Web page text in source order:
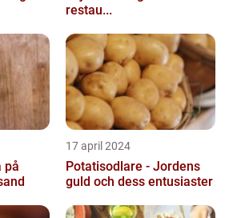
restau...
på
17 april 2024
Potatisodlare - Jordens
guld och dess entusiaster